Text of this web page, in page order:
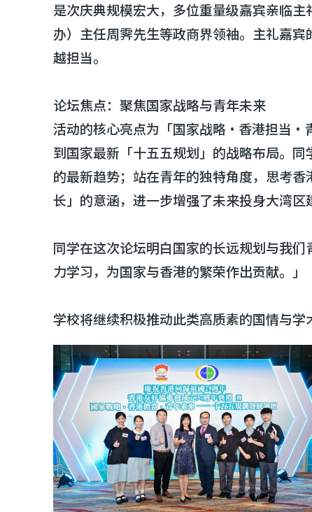
是次庆典规模宏大，多位重量级嘉宾亲临
办）主任周霁先生等政商界领袖。主礼嘉
越担当。
论坛焦点：聚焦国家战略与青年未来
活动的核心亮点为「国家战略·香港担当·
到国家最新「十五五规划」的战略布局。
的最新趋势；站在青年的独特角度，思考
长」的意涵，进一步增强了未来投身大湾区
同学在这次论坛明白国家的长远规划与我
力学习，为国家与香港的繁荣作出贡献。」
学校将继续积极推动此类高质素的国情与